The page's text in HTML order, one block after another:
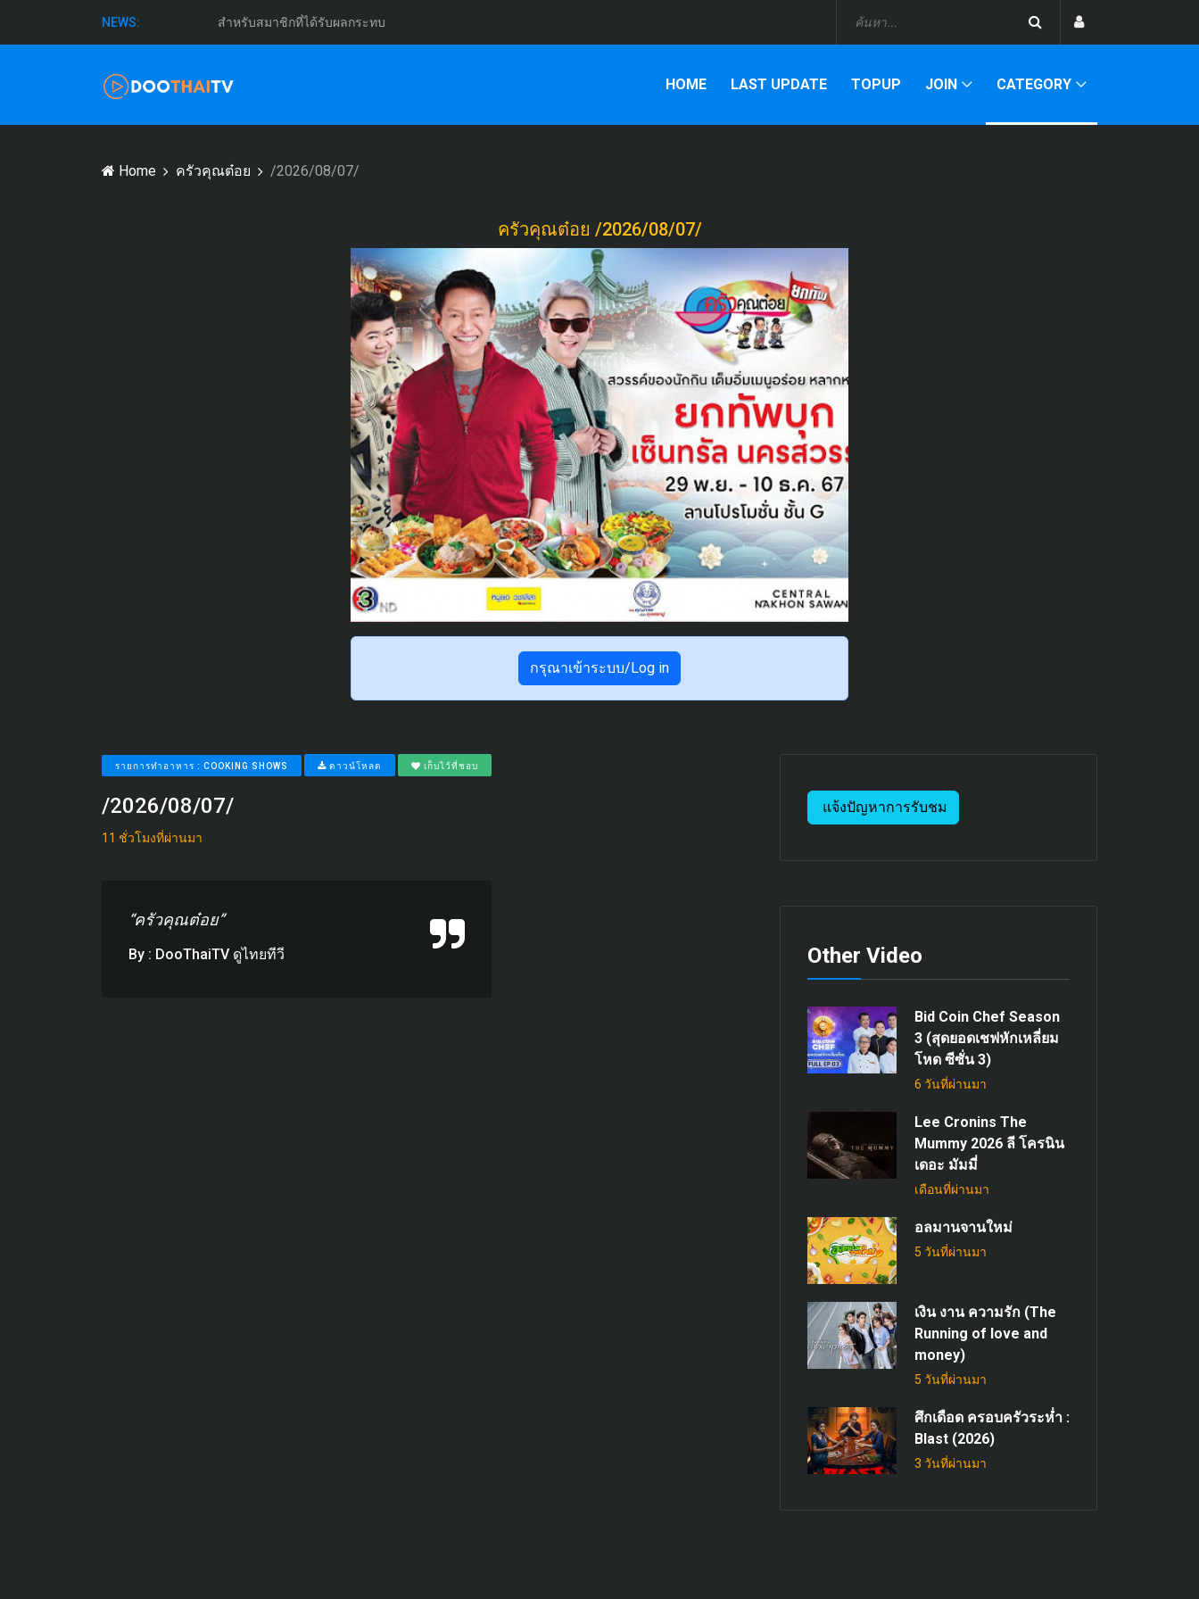
NEWS: สำหรับสมาชิกที่ได้รับผลกระทบ
HOME LAST UPDATE TOPUP JOIN CATEGORY
Home ครัวคุณต๋อย /2026/08/07/
ครัวคุณต๋อย /2026/08/07/
กรุณาเข้าระบบ/Log in
รายการทำอาหาร : COOKING SHOWS ดาวน์โหลด เก็บไว้ที่ชอบ
/2026/08/07/
11 ชั่วโมงที่ผ่านมา
“ครัวคุณต๋อย”
By : DooThaiTV ดูไทยทีวี
แจ้งปัญหาการรับชม
Other Video
Bid Coin Chef Season
3 (สุดยอดเชฟหักเหลี่ยม
โหด ซีซั่น 3)
6 วันที่ผ่านมา
Lee Cronins The
Mummy 2026 ลี โครนิน
เดอะ มัมมี่
เดือนที่ผ่านมา
อลมานจานใหม่
5 วันที่ผ่านมา
เงิน งาน ความรัก (The
Running of love and
money)
5 วันที่ผ่านมา
ศึกเดือด ครอบครัวระห่ำ :
Blast (2026)
3 วันที่ผ่านมา